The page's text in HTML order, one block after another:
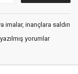
inançlara saldırı
yorumlar